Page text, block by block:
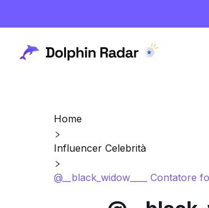
Home
Influencer Celebrità
@__black_widow____ Contatore